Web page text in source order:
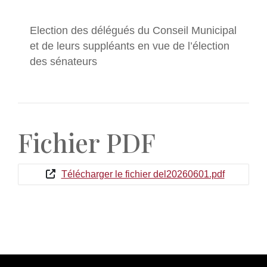
Election des délégués du Conseil Municipal
et de leurs suppléants en vue de l’élection
des sénateurs
Fichier PDF
Télécharger le fichier del20260601.pdf